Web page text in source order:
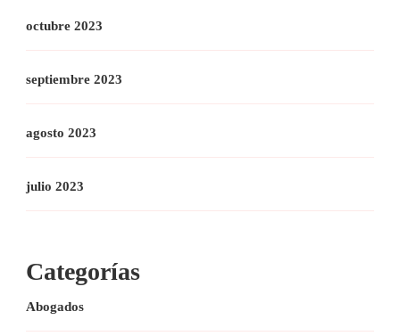
octubre 2023
septiembre 2023
agosto 2023
julio 2023
Categorías
Abogados